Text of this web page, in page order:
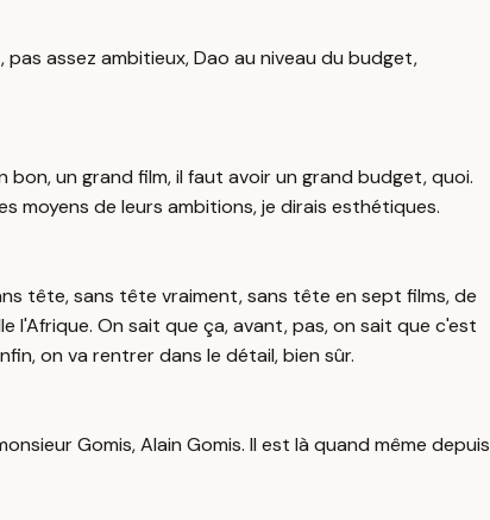
assez ambitieux, Dao au niveau du budget,
un grand film, il faut avoir un grand budget, quoi.
moyens de leurs ambitions, je dirais esthétiques.
tête, sans tête vraiment, sans tête en sept films, de
l'Afrique. On sait que ça, avant, pas, on sait que c'est
on va rentrer dans le détail, bien sûr.
Gomis, Alain Gomis. Il est là quand même depuis